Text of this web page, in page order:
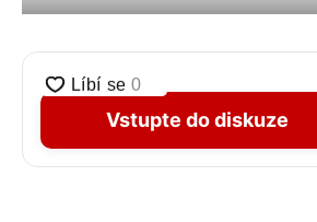
Vstupte do diskuze